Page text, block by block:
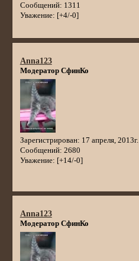
Сообщений: 1311
Уважение: [+4/-0]
Anna123
Модератор СфинКо
Зарегистрирован: 17 апреля, 2013г.
Сообщений: 2680
Уважение: [+14/-0]
Anna123
Модератор СфинКо